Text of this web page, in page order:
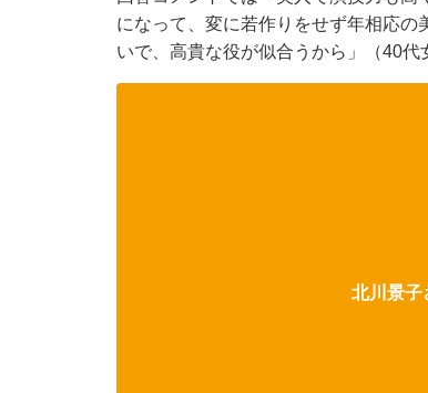
になって、変に若作りをせず年相応の
いで、高貴な役が似合うから」（40代
北川景子